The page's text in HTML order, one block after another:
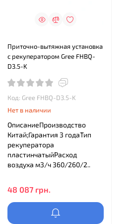
Приточно-вытяжная установка
с рекуператором Gree FHBQ-
D3.5-K
Код: Gree FHBQ-D3.5-K
Нет в наличии
ОписаниеПроизводство
Китай;Гарантия 3 годаТип
рекуператора
пластинчатыйРасход
воздуха м3/ч 360/260/2..
48 087 грн.